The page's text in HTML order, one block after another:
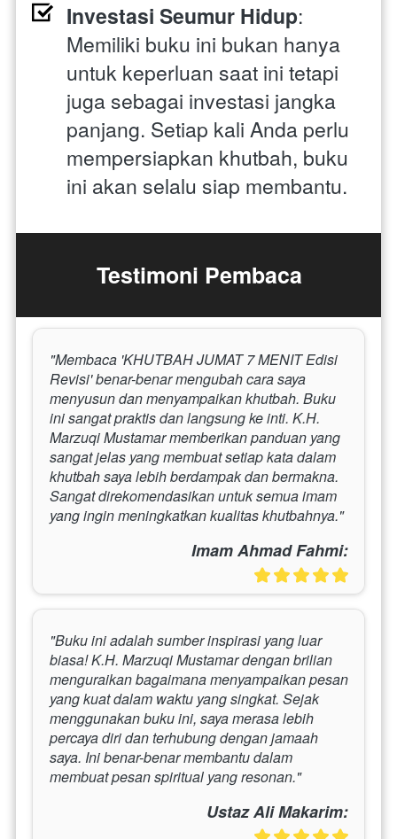
Investasi Seumur Hidup:
Memiliki buku ini bukan hanya
untuk keperluan saat ini tetapi
juga sebagai investasi jangka
panjang. Setiap kali Anda perlu
mempersiapkan khutbah, buku
ini akan selalu siap membantu.
Testimoni Pembaca
"Membaca 'KHUTBAH JUMAT 7 MENIT Edisi
Revisi' benar-benar mengubah cara saya
menyusun dan menyampaikan khutbah. Buku
ini sangat praktis dan langsung ke inti. K.H.
Marzuqi Mustamar memberikan panduan yang
sangat jelas yang membuat setiap kata dalam
khutbah saya lebih berdampak dan bermakna.
Sangat direkomendasikan untuk semua imam
yang ingin meningkatkan kualitas khutbahnya."
Imam Ahmad Fahmi:
"Buku ini adalah sumber inspirasi yang luar
biasa! K.H. Marzuqi Mustamar dengan brilian
menguraikan bagaimana menyampaikan pesan
yang kuat dalam waktu yang singkat. Sejak
menggunakan buku ini, saya merasa lebih
percaya diri dan terhubung dengan jamaah
saya. Ini benar-benar membantu dalam
membuat pesan spiritual yang resonan."
Ustaz Ali Makarim: